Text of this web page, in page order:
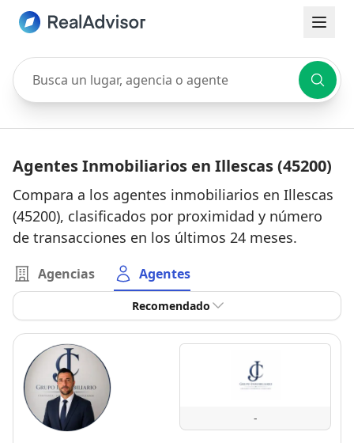
Busca un lugar, agencia o agente
Agentes Inmobiliarios en Illescas (45200)
Compara a los agentes inmobiliarios en Illescas
(45200), clasificados por proximidad y número
de transacciones en los últimos 24 meses.
Agencias Agentes
Recomendado
-